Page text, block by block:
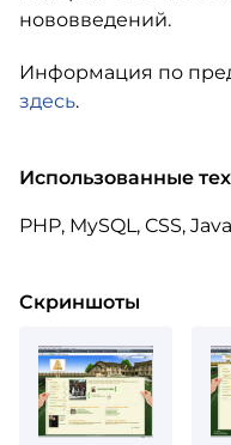
нововведений.
Информация по
здесь.
Использованные
PHP, MySQL, CSS,
Скриншоты